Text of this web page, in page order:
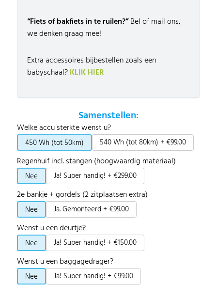
“Fiets of bakfiets in te ruilen?”Bel of mail ons,
we denken graag mee!
Extra accessoires bijbestellen zoals een
babyschaal?KLIK HIER
Samenstellen:
Welke accu sterkte wenst u?
450 Wh (tot 50km) 540 Wh (tot 80km) + €99.00
Regenhuif incl. stangen (hoogwaardig materiaal)
Nee Ja! Super handig! + €299.00
2e bankje + gordels (2 zitplaatsen extra)
Nee Ja. Gemonteerd + €99.00
Wenst u een deurtje?
Nee Ja! Super handig! + €150.00
Wenst u een baggagedrager?
Nee Ja! Super handig! + €99.00